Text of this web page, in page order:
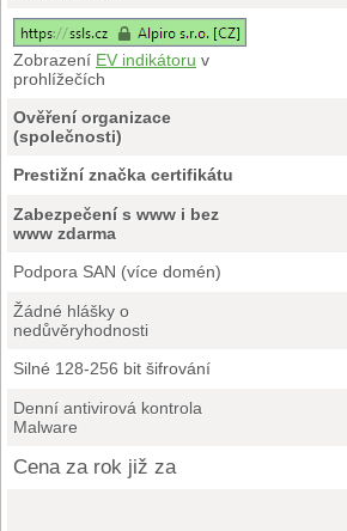
Zobrazení EV indikátoru v
prohlížečích
Ověření organizace
(společnosti)
Prestižní značka certifikátu
Zabezpečení s www i bez
www zdarma
Podpora SAN (více domén)
Žádné hlášky o
nedůvěryhodnosti
Silné 128-256 bit šifrování
Denní antivirová kontrola
Malware
Cena za rok již za